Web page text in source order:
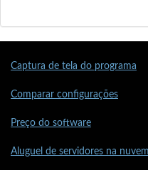
Captura de tela do programa
Comparar configurações
Preço do software
Aluguel de servidores na nuvem